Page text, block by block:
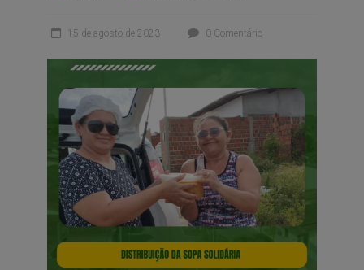
15 de agosto de 2023 0 Comentário